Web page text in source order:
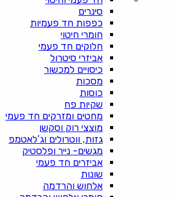
סינרים
כפפות חד פעמיות
חומרי חיטוי
חלוקים חד פעמי
אביזרי סיטרול
כיסויים למכשור
מסכות
כוסות
שקיות פח
מחטים ומזרקים חד פעמי
מוצצי רוק וסקשן
גזות, ווטרולים וג’לאטמפ
מגשים- נייר ופלסטיק
אביזרים חד פעמי
שונות
אלחוש והרדמה